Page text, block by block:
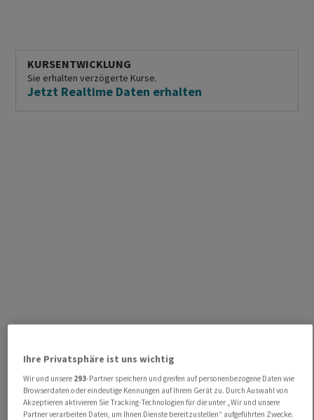
KURSENTWICKLUNG
Sie erhalten verzögerte Kurse.
Jetzt Realtime Daten erhalten
Ihre Privatsphäre ist uns wichtig
Wir und unsere 293-Partner speichern und greifen auf personenbezogene Daten wie
Browserdaten oder eindeutige Kennungen auf Ihrem Gerät zu. Durch Auswahl von
Akzeptieren aktivieren Sie Tracking-Technologien für die unter „Wir und unsere
Partner verarbeiten Daten, um Ihnen Dienste bereitzustellen“ aufgeführten Zwecke.